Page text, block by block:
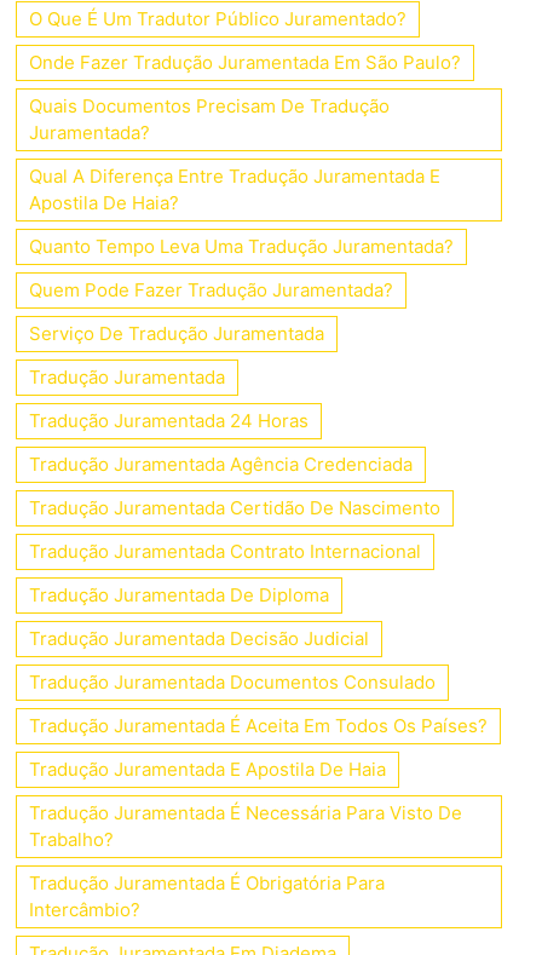
O Que É Um Tradutor Público Juramentado?
Onde Fazer Tradução Juramentada Em São Paulo?
Quais Documentos Precisam De Tradução
Juramentada?
Qual A Diferença Entre Tradução Juramentada E
Apostila De Haia?
Quanto Tempo Leva Uma Tradução Juramentada?
Quem Pode Fazer Tradução Juramentada?
Serviço De Tradução Juramentada
Tradução Juramentada
Tradução Juramentada 24 Horas
Tradução Juramentada Agência Credenciada
Tradução Juramentada Certidão De Nascimento
Tradução Juramentada Contrato Internacional
Tradução Juramentada De Diploma
Tradução Juramentada Decisão Judicial
Tradução Juramentada Documentos Consulado
Tradução Juramentada É Aceita Em Todos Os Países?
Tradução Juramentada E Apostila De Haia
Tradução Juramentada É Necessária Para Visto De
Trabalho?
Tradução Juramentada É Obrigatória Para
Intercâmbio?